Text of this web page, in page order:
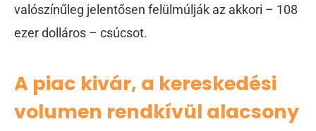
valószínűleg jelentősen felülmúlják az akkori – 108
ezer dolláros – csúcsot.
A piac kivár, a kereskedési
volumen rendkívül alacsony